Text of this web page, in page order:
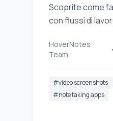
Scoprite come
con flussi di
vostro
HoverNotes
Team
•
#video screenshots
#note taking apps